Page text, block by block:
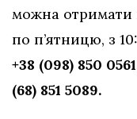
можна отримати
по п’ятницю, з
+38 (098) 850 0561
(68) 851 5089.